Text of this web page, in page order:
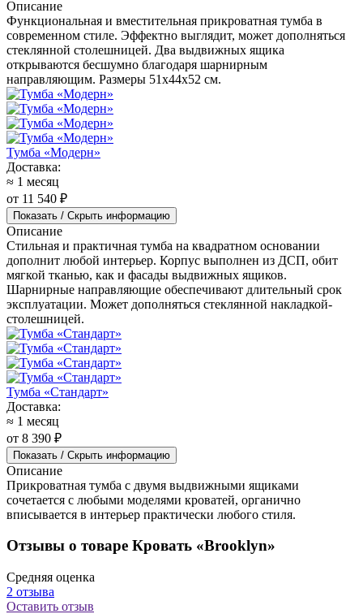
Описание
Функциональная и вместительная прикроватная тумба в
современном стиле. Эффектно выглядит, может дополняться
стеклянной столешницей. Два выдвижных ящика
открываются бесшумно благодаря шарнирным
направляющим. Размеры 51x44x52 см.
Тумба «Модерн»
Доставка:
≈ 1 месяц
от 11 540 ₽
Показать / Скрыть информацию
Описание
Стильная и практичная тумба на квадратном основании
дополнит любой интерьер. Корпус выполнен из ДСП, обит
мягкой тканью, как и фасады выдвижных ящиков.
Шарнирные направляющие обеспечивают длительный срок
эксплуатации. Может дополняться стеклянной накладкой-
столешницей.
Тумба «Стандарт»
Доставка:
≈ 1 месяц
от 8 390 ₽
Показать / Скрыть информацию
Описание
Прикроватная тумба с двумя выдвижными ящиками
сочетается с любыми моделями кроватей, органично
вписывается в интерьер практически любого стиля.
Отзывы о товаре Кровать «Brooklyn»
Средняя оценка
2 отзыва
Оставить отзыв